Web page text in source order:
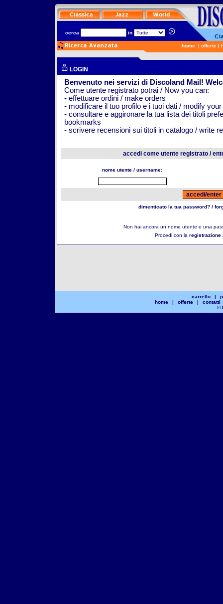
cerca in
home | offerte |
LOGIN
Benvenuto nei servizi di Discoland Mail!
Come utente registrato potrai / Now you can:
- effettuare ordini / make orders
- modificare il tuo profilo e i tuoi dati / modify your
- consultare e aggironare la tua lista dei titoli
bookmarks
- scrivere recensioni sui titoli in catalogo / write
accedi come utente registrato /
nome utente / username:
dimenticato la tua password? /
Non hai ancora un nome utente e una
Procedi con la registrazione
carrello |
home
| offerte |
contatti
©